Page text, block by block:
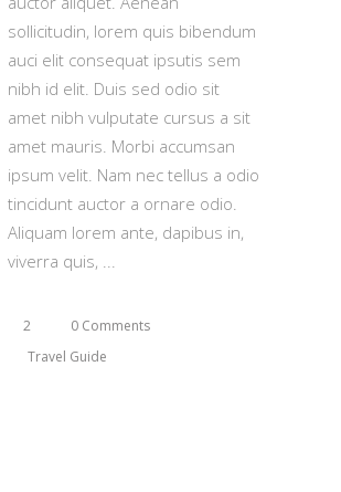
sollicitudin, lorem quis bibendum
auci elit consequat ipsutis sem
nibh id elit. Duis sed odio sit
amet nibh vulputate cursus a sit
amet mauris. Morbi accumsan
ipsum velit. Nam nec tellus a odio
tincidunt auctor a ornare odio.
Aliquam lorem ante, dapibus in,
viverra quis,
2
0 Comments
Travel Guide